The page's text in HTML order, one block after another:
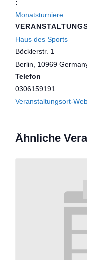
:
Monatsturniere
Haus des Sports
Böcklerstr. 1
Berlin
10969
Telefon
0306159191
Veranstaltungsort-
Ähnliche